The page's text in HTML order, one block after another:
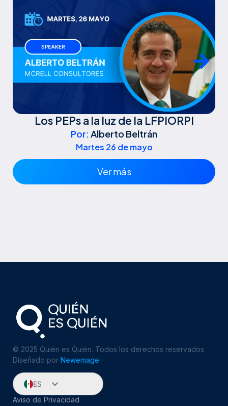
Los PEPs a la luz de la LFPIORPI
Por:Alberto Beltrán
Martes 26 de mayo
Ver más
© 2025 Quién es Quién. Todos los derechos reservados.
Diseñado por Newemage
ES
Aviso de Privacidad